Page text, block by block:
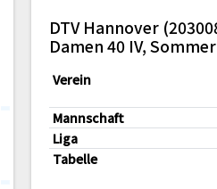
DTV Hannover
Damen 40 IV,
Verein
Mannschaft
Liga
Tabelle